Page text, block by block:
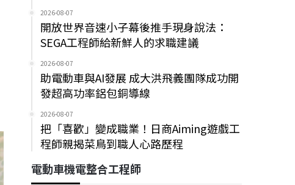
2026-08-07
開放世界音速小子幕後推手現身說法：
SEGA工程師給新鮮人的求職建議
2026-08-07
助電動車與AI發展 成大洪飛義團隊成功開
發超高功率鋁包銅導線
2026-08-07
把「喜歡」變成職業！日商Aiming遊戲工
程師親揭菜鳥到職人心路歷程
電動車機電整合工程師